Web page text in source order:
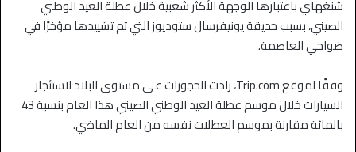
شنغهاي باعتبارها الوجهة الأكثر شعبية خلال عطلة العيد الوطني
الصيني، بسبب حديقة يونيفرسال ستوديوز التي تم تشييدها مؤخرًا في
ضواحي العاصمة.
وفقًا لموقع Trip.com، زادت الحجوزات على مستوى البلاد لاستئجار
السيارات خلال موسم عطلة العيد الوطني الصيني هذا العام بنسبة 43
بالمائة مقارنة بموسم العطلات نفسه من العام الماضي.